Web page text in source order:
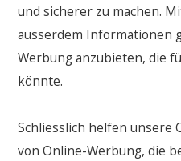
und sicherer zu machen.
ausserdem Informationen
Werbung anzubieten, die
könnte.
Schliesslich helfen unsere
von Online-Werbung, die